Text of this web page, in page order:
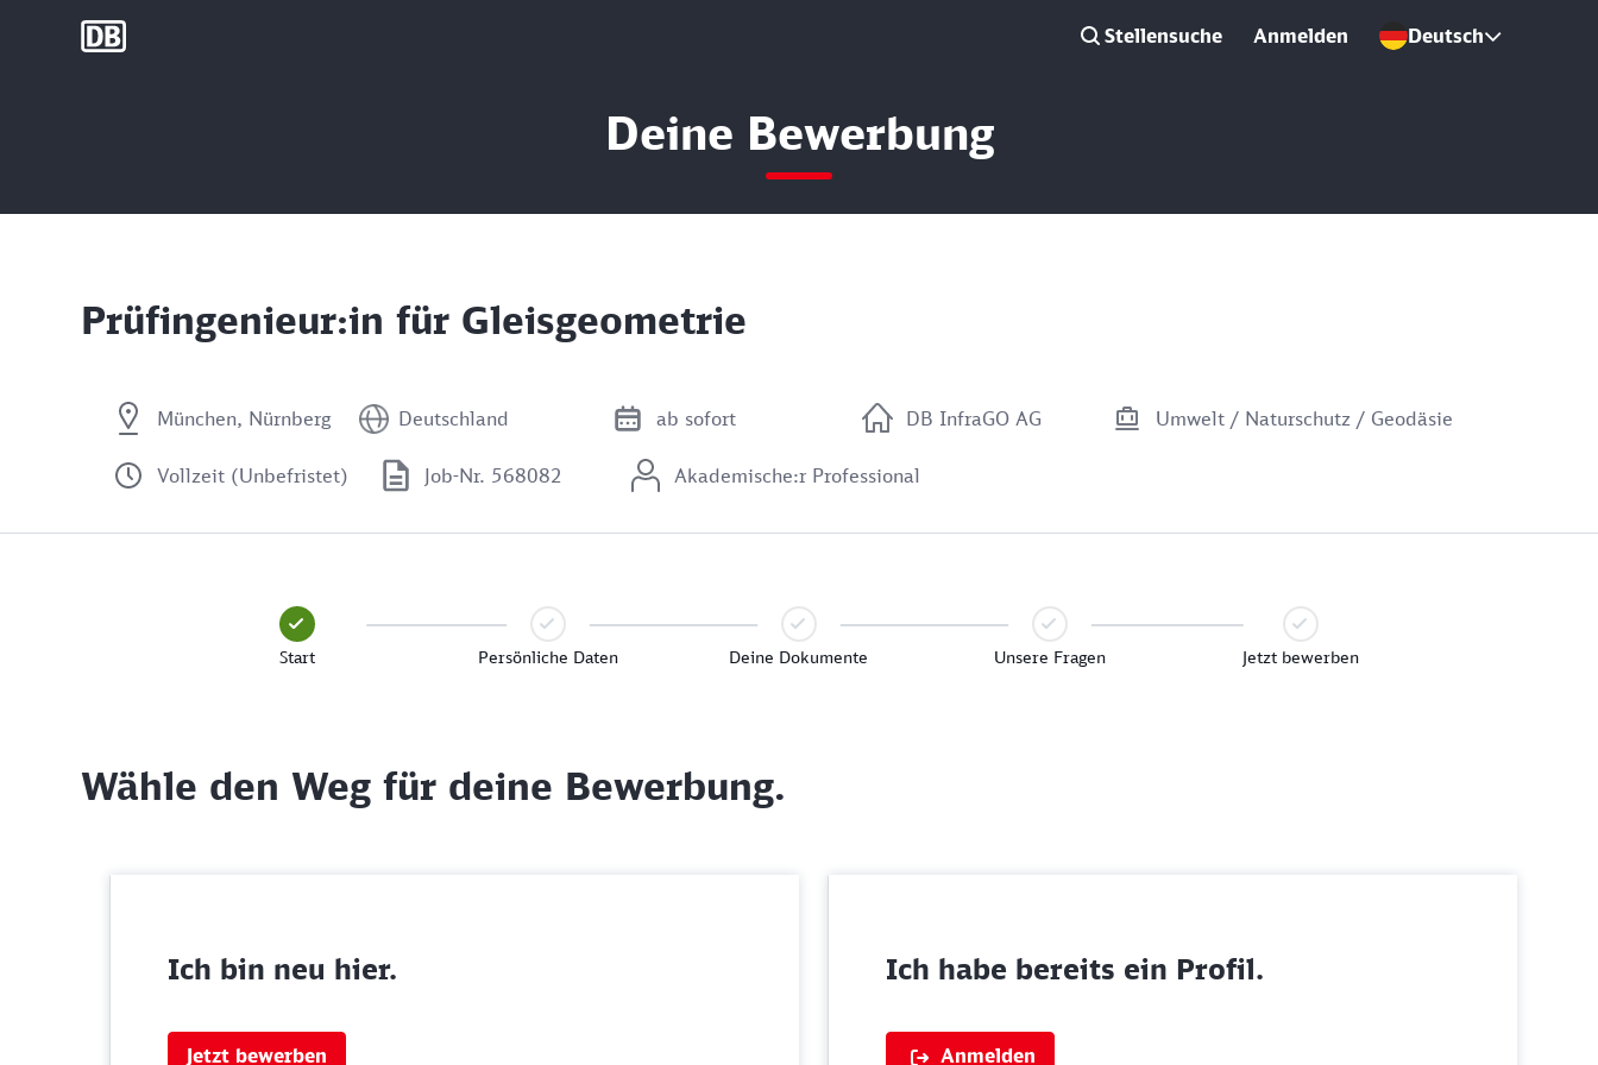
DB Group Stellensuche Anmelden Deutsch
Deine Bewerbung
Prüfingenieur:in für Gleisgeometrie
München, Nürnberg Deutschland ab sofort DB InfraGO AG Umwelt / Naturschutz / Geodäsie
Vollzeit (Unbefristet) Job-Nr. 568082 Akademische:r Professional
Start Persönliche Daten Deine Dokumente Unsere Fragen Jetzt bewerben
Wähle den Weg für deine Bewerbung.
Ich bin neu hier.
Jetzt bewerben
Ich habe bereits ein Profil.
Anmelden